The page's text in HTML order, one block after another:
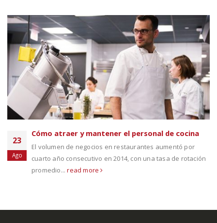
23
Ago
Cómo atraer y mantener el personal de cocina
El volumen de negocios en restaurantes aumentó por
cuarto año consecutivo en 2014, con una tasa de rotación
promedio...read more